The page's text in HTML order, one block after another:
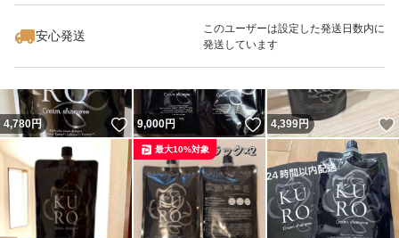
安心発送
このユーザーは設定した発送日数内に
発送しています
4,780円 いいね！
9,000円 いいね！
4,399円
最大10%対象